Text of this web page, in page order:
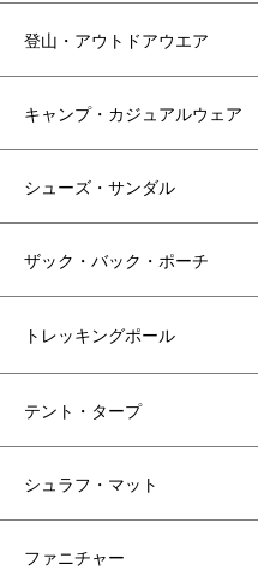
登山・アウトドアウエア
キャンプ・カジュアルウェア
シューズ・サンダル
ザック・バック・ポーチ
トレッキングポール
テント・タープ
シュラフ・マット
ファニチャー